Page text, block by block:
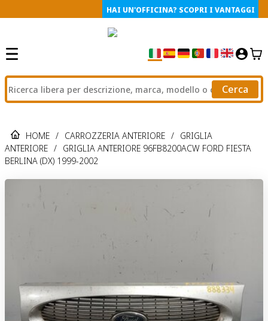
HAI UN'OFFICINA? SCOPRI I VANTAGGI
Cerca
HOME / CARROZZERIA ANTERIORE / GRIGLIA
ANTERIORE / GRIGLIA ANTERIORE 96FB8200ACW FORD FIESTA
BERLINA (DX) 1999-2002